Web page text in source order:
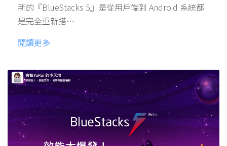
新的『BlueStacks 5』是從用戶端到 Android 系統都
是完全重新搭…
閱讀更多